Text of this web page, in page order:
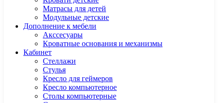
Матрасы для детей
Модульные детские
Дополнение к мебели
Акссесуары
Кроватные основания и механизмы
Кабинет
Cтеллажи
Cтулья
Кресло для геймеров
Кресло компьютерное
Столы компьютерные